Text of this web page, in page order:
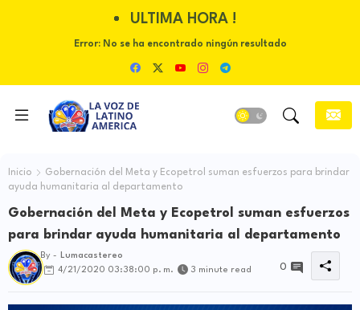
ULTIMA HORA !
Error:No se ha encontrado ningún resultado
Inicio
Gobernación del Meta y Ecopetrol suman esfuerzos para brindar
ayuda humanitaria al departamento
Gobernación del Meta y Ecopetrol suman esfuerzos
para brindar ayuda humanitaria al departamento
By -
Lumacastereo
4/21/2020 03:38:00 p. m.
3 minute read 0